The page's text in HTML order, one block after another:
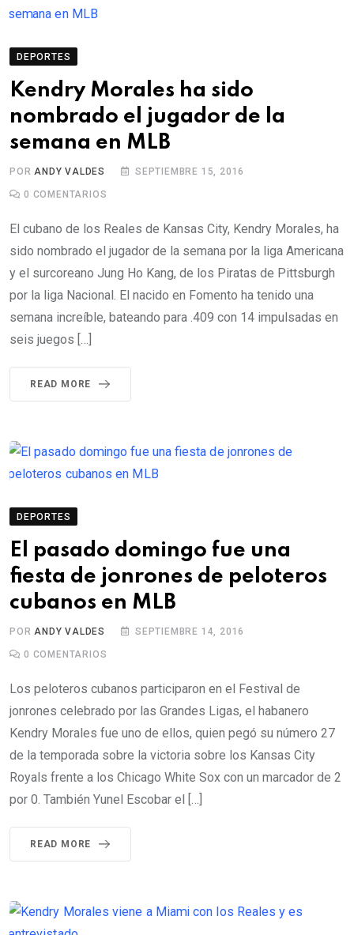
DEPORTES
Kendry Morales ha sido
nombrado el jugador de la
semana en MLB
POR ANDY VALDES SEPTIEMBRE 15, 2016
0 COMENTARIOS
El cubano de los Reales de Kansas City, Kendry Morales, ha
sido nombrado el jugador de la semana por la liga Americana
y el surcoreano Jung Ho Kang, de los Piratas de Pittsburgh
por la liga Nacional. El nacido en Fomento ha tenido una
semana increíble, bateando para .409 con 14 impulsadas en
seis juegos […]
READ MORE
DEPORTES
El pasado domingo fue una
fiesta de jonrones de peloteros
cubanos en MLB
POR ANDY VALDES SEPTIEMBRE 14, 2016
0 COMENTARIOS
Los peloteros cubanos participaron en el Festival de
jonrones celebrado por las Grandes Ligas, el habanero
Kendry Morales fue uno de ellos, quien pegó su número 27
de la temporada sobre la victoria sobre los Kansas City
Royals frente a los Chicago White Sox con un marcador de 2
por 0. También Yunel Escobar el […]
READ MORE